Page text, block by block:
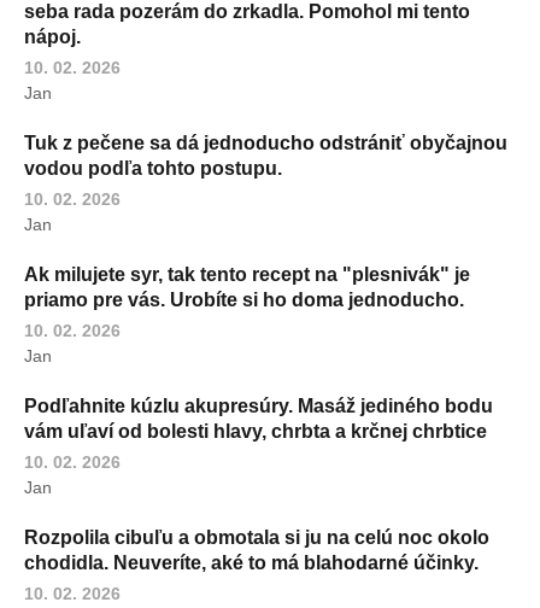
seba rada pozerám do zrkadla. Pomohol mi tento
nápoj.
10. 02. 2026
Jan
Tuk z pečene sa dá jednoducho odstrániť obyčajnou
vodou podľa tohto postupu.
10. 02. 2026
Jan
Ak milujete syr, tak tento recept na "plesnivák" je
priamo pre vás. Urobíte si ho doma jednoducho.
10. 02. 2026
Jan
Podľahnite kúzlu akupresúry. Masáž jediného bodu
vám uľaví od bolesti hlavy, chrbta a krčnej chrbtice
10. 02. 2026
Jan
Rozpolila cibuľu a obmotala si ju na celú noc okolo
chodidla. Neuveríte, aké to má blahodarné účinky.
10. 02. 2026